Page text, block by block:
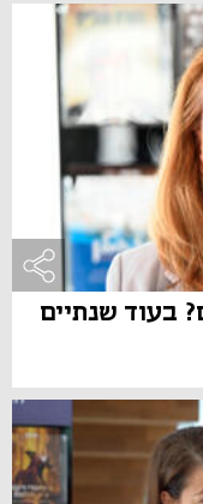
בעוד שנתיים